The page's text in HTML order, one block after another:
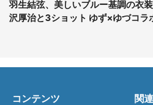
羽生結弦、美しいブルー基調の衣
沢厚治と3ショット ゆず×ゆづコラ
コンテンツ 関